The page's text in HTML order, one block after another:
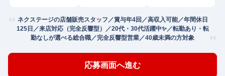
ネクステージの店舗販売スタッフ／賞与年4回／高収入可能／年間休日
125日／来店対応（完全反響型）／20代・30代活躍中✨／転勤あり・転
勤なしが選べる総合職／完全反響型営業／40歳未満の方対象
応募画面へ進む